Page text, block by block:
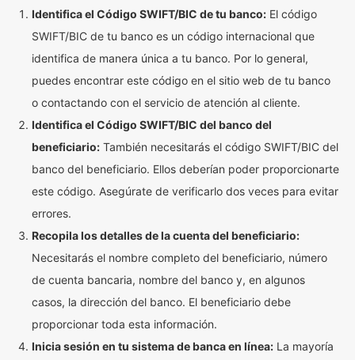
Identifica el Código SWIFT/BIC de tu banco: El código
SWIFT/BIC de tu banco es un código internacional que
identifica de manera única a tu banco. Por lo general,
puedes encontrar este código en el sitio web de tu banco
o contactando con el servicio de atención al cliente.
Identifica el Código SWIFT/BIC del banco del
beneficiario: También necesitarás el código SWIFT/BIC del
banco del beneficiario. Ellos deberían poder proporcionarte
este código. Asegúrate de verificarlo dos veces para evitar
errores.
Recopila los detalles de la cuenta del beneficiario:
Necesitarás el nombre completo del beneficiario, número
de cuenta bancaria, nombre del banco y, en algunos
casos, la dirección del banco. El beneficiario debe
proporcionar toda esta información.
Inicia sesión en tu sistema de banca en línea: La mayoría